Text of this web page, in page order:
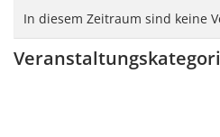
In diesem Zeitraum sind keine